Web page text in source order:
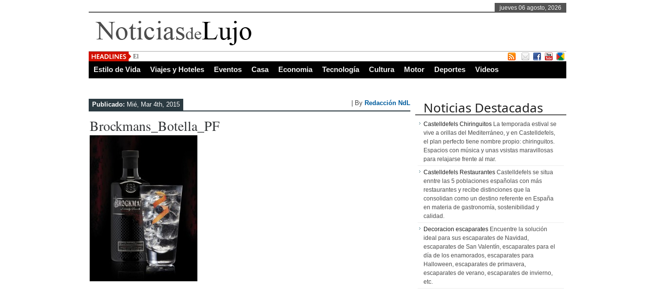
jueves 06 agosto, 2026
El Salvador, uno de los de
Estilo de Vida Viajes y Hoteles Eventos Casa Economia Tecnología Cultura Motor Deportes Videos
Publicado: Mié, Mar 4th, 2015 | By Redacción NdL
Brockmans_Botella_PF
Noticias Destacadas
Castelldefels Chiringuitos La temporada estival se
vive a orillas del Mediterráneo, y en Castelldefels,
el plan perfecto tiene nombre propio: chiringuitos.
Espacios con música y unas vsistas maravillosas
para relajarse frente al mar.
Castelldefels Restaurantes Castelldefels se situa
enntre las 5 poblaciones españolas con más
restaurantes y recibe distinciones que la
consolidan como un destino referente en España
en materia de gastronomía, sostenibilidad y
calidad.
Decoracion escaparates Encuentre la solución
ideal para sus escaparates de Navidad,
escaparates de San Valentín, escaparates para el
día de los enamorados, escaparates para
Halloween, escaparates de primavera,
escaparates de verano, escaparates de invierno,
etc.